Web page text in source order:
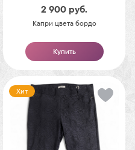
2 900 руб.
Капри цвета бордо
Купить
Хит